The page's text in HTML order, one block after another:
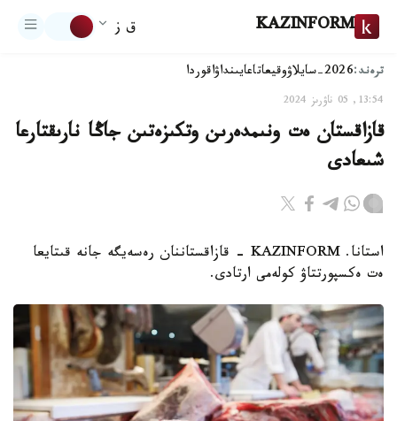
KAZINFORM ق ز
ترەند:2026-سايلاۋ وقيعاتاعايىنداۋاقوردا
13:54, 05 ناۋرىز 2024
قازاقستان ەت ونىمدەرىن وتكىزەتىن جاڭا نارىقتارعا
شىعادى
استانا. KAZINFORM - قازاقستاننان رەسەيگە جانە قىتايعا
ەت ەكسپورتتاۋ كولەمى ارتادى.